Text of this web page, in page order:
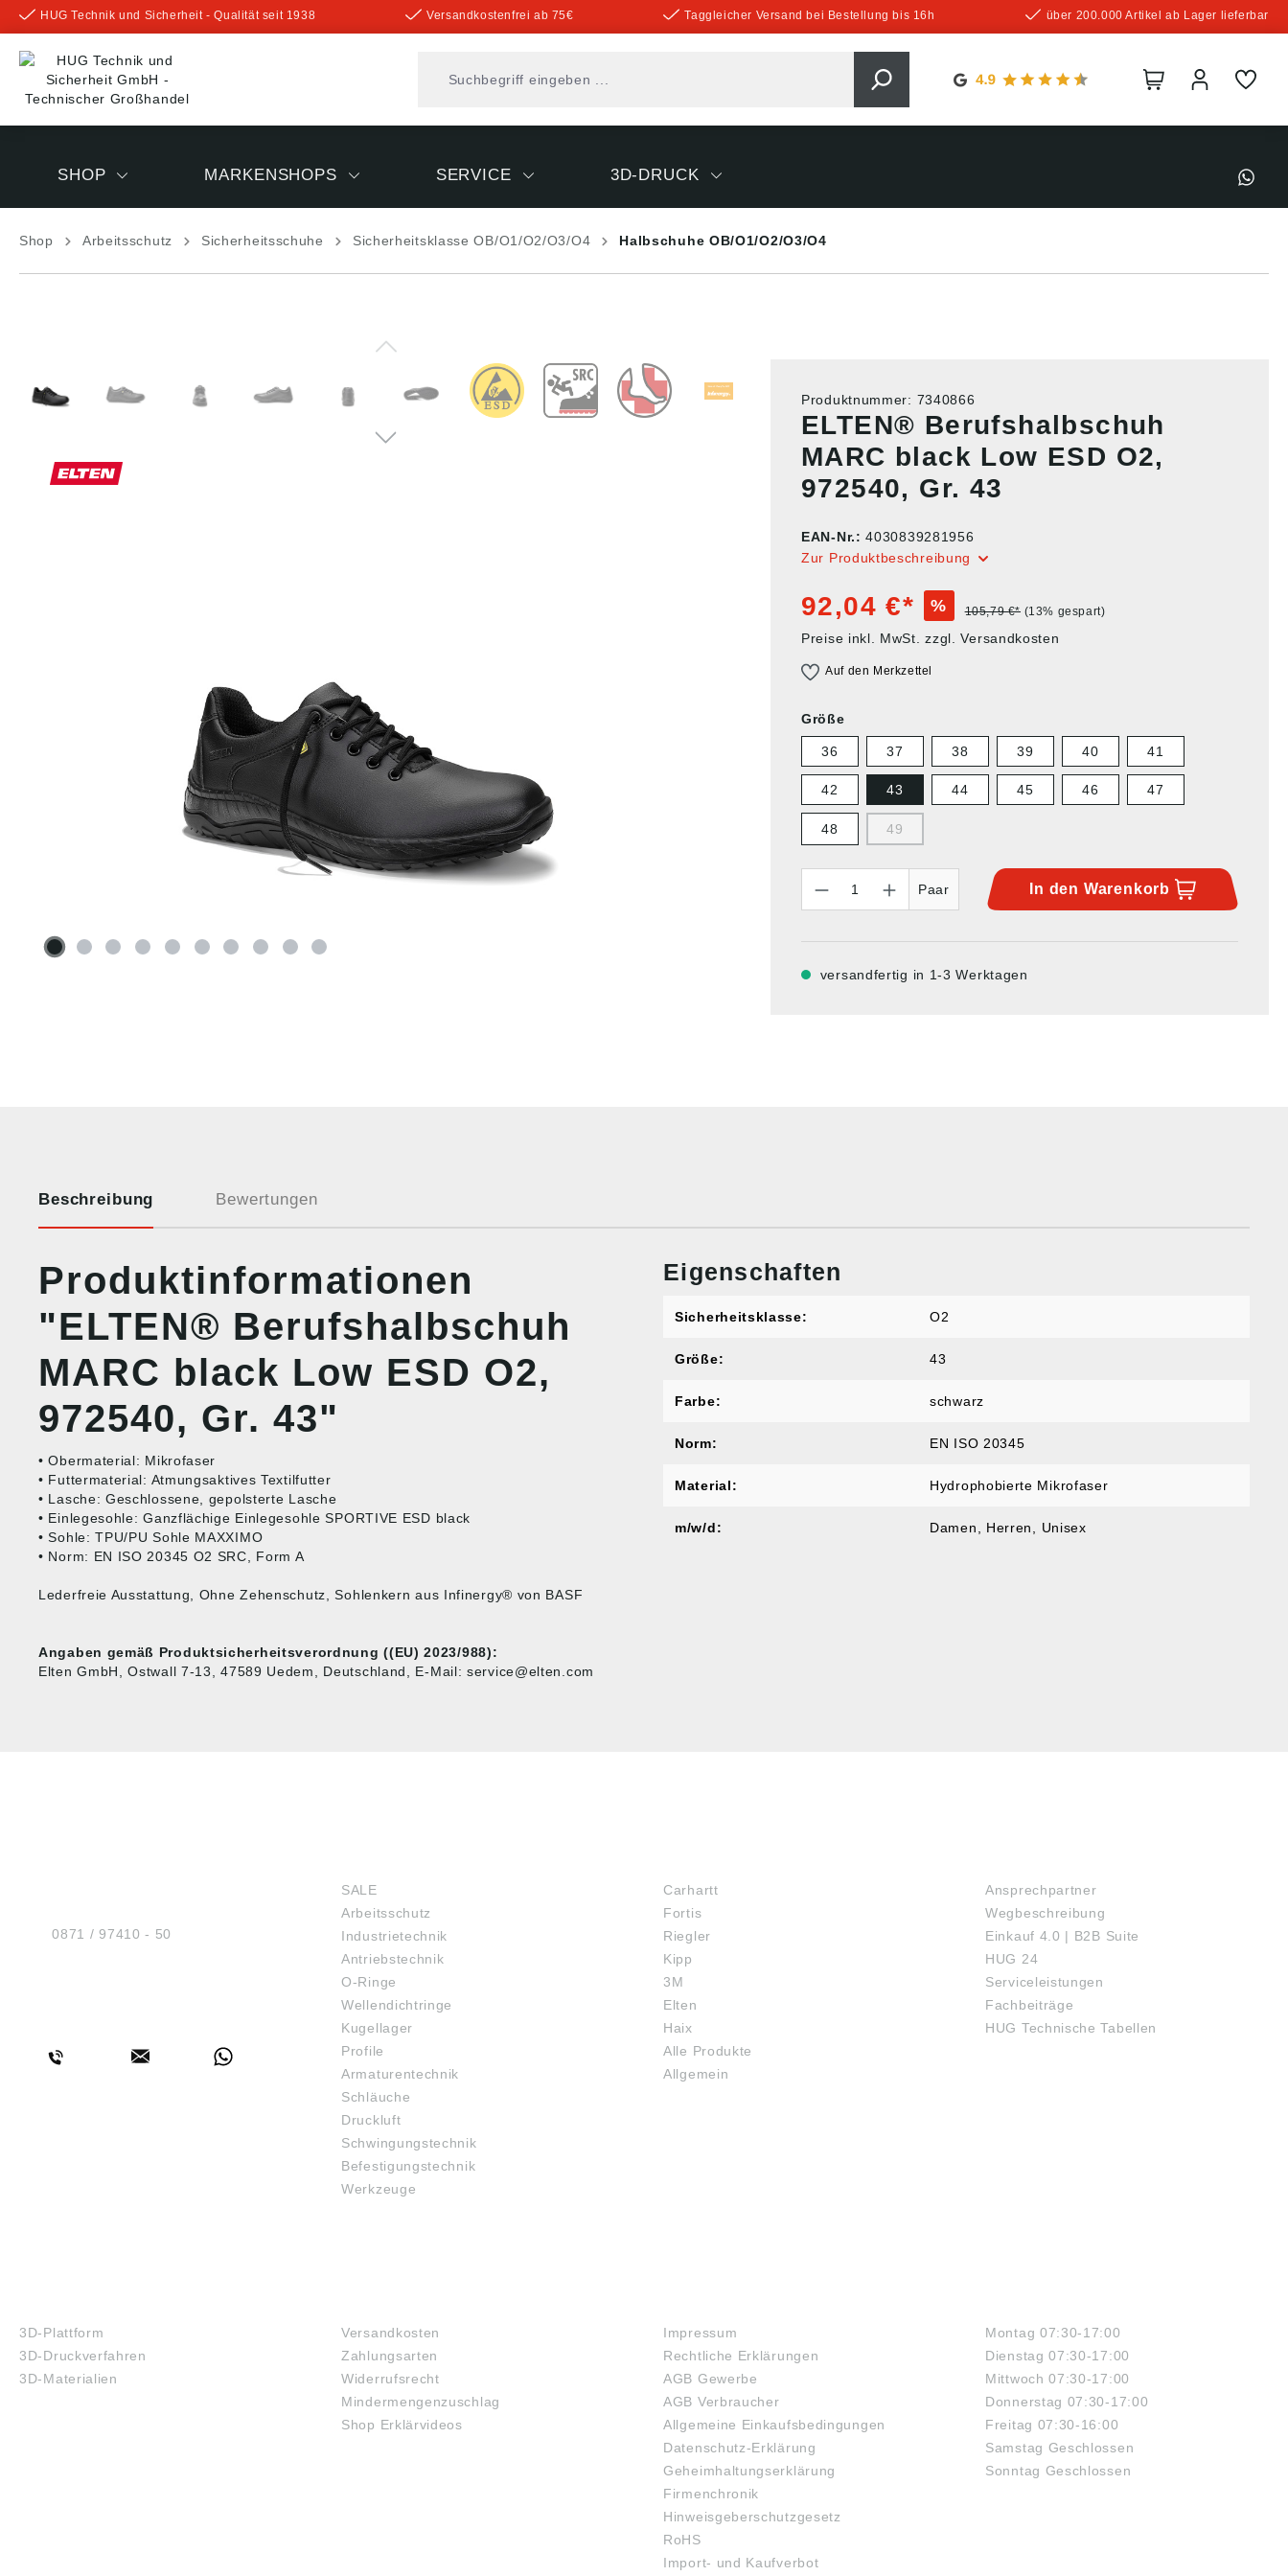
springen
HUG Technik und Sicherheit - Qualität seit 1938 Versandkostenfrei ab 75€ Taggleicher Versand bei Bestellung bis 16h über 200.000 Artikel ab Lager lieferbar
SHOP MARKENSHOPS SERVICE 3D-DRUCK
Shop Arbeitsschutz Sicherheitsschuhe Sicherheitsklasse OB/O1/O2/O3/O4 Halbschuhe OB/O1/O2/O3/O4
Produktnummer: 7340866
ELTEN® Berufshalbschuh
MARC black Low ESD O2,
972540, Gr. 43
EAN-Nr.:4030839281956
Zur Produktbeschreibung
92,04 €* % 105,79 €* (13% gespart)
Preise inkl. MwSt. zzgl. Versandkosten
Auf den Merkzettel
Größe
36 37 38 39 40 41
42 43 44 45 46 47
48 49
Paar
In den Warenkorb
versandfertig in 1-3 Werktagen
Beschreibung Bewertungen
Produktinformationen
"ELTEN® Berufshalbschuh
MARC black Low ESD O2,
972540, Gr. 43"
• Obermaterial: Mikrofaser
• Futtermaterial: Atmungsaktives Textilfutter
• Lasche: Geschlossene, gepolsterte Lasche
• Einlegesohle: Ganzflächige Einlegesohle SPORTIVE ESD black
• Sohle: TPU/PU Sohle MAXXIMO
• Norm: EN ISO 20345 O2 SRC, Form A
Lederfreie Ausstattung, Ohne Zehenschutz, Sohlenkern aus Infinergy® von BASF
Angaben gemäß Produktsicherheitsverordnung ((EU) 2023/988):
Elten GmbH, Ostwall 7-13, 47589 Uedem, Deutschland, E-Mail: service@elten.com
Eigenschaften
Sicherheitsklasse: O2
Größe: 43
Farbe: schwarz
Norm: EN ISO 20345
Material: Hydrophobierte Mikrofaser
m/w/d: Damen , Herren , Unisex
Tel.:0871 / 97410 - 50
SALE
Arbeitsschutz
Industrietechnik
Antriebstechnik
O-Ringe
Wellendichtringe
Kugellager
Profile
Armaturentechnik
Schläuche
Druckluft
Schwingungstechnik
Befestigungstechnik
Werkzeuge
Carhartt
Fortis
Riegler
Kipp
3M
Elten
Haix
Alle Produkte
Allgemein
Ansprechpartner
Wegbeschreibung
Einkauf 4.0 | B2B Suite
HUG 24
Serviceleistungen
Fachbeiträge
HUG Technische Tabellen
3D-Plattform
3D-Druckverfahren
3D-Materialien
Versandkosten
Zahlungsarten
Widerrufsrecht
Mindermengenzuschlag
Shop Erklärvideos
Impressum
Rechtliche Erklärungen
AGB Gewerbe
AGB Verbraucher
Allgemeine Einkaufsbedingungen
Datenschutz-Erklärung
Geheimhaltungserklärung
Firmenchronik
Hinweisgeberschutzgesetz
RoHS
Import- und Kaufverbot
Montag 07:30-17:00
Dienstag 07:30-17:00
Mittwoch 07:30-17:00
Donnerstag 07:30-17:00
Freitag 07:30-16:00
Samstag Geschlossen
Sonntag Geschlossen